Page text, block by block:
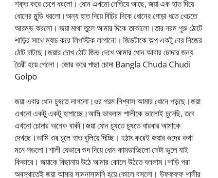
শক্ত করে চেপে ধরলো। ধোন এখনো নেতিয়ে আছে, জয়া এক হাত দিয়ে
ধোনের মুন্ডি ধরলো।অন্য হাত দিয়ে বিচির দিকে ধোনের গোড়া ধতে খেচতে
আরম্ভ করলো। জয়া মাথা তুলে আমার দিকে তাকালো।তার নরম পুরু ঠোটে
শাড়ির সাথে ম্যাচ করে লিপস্টিক লাগানো। জিভটাকে অল্প একটু বের নিজের
ঠোট চাটছে।জয়ার চোখ ঠোট জিভ দেখে আমার ধোন আবার চোদার জন্য
তৈরী হয়ে গেলো। জোর করে পাছা চোদা Bangla Chuda Chudi
Golpo
জয়া এবার ধোন চুষতে লাগলো।ওর গরম নিশ্বাস আমার ধোনে পড়ছে।জয়া
এখনো একটু একটু হাপাচ্ছে।আমি ভাবলাম শালীকে ভালোই চুদেছি, তবে
এখনো চোদার অনেক বাকী।জয়া ধোন চুষতে চুষতে বারবার আমাকে
দেখছে।আমি ওর চুলে হাত বুলিয়ে দিচ্ছি। হঠাৎ করেই জয়ার গুদের কথা
মনে পড়লো।শালী যেভাবে গুদ দিয়ে ধোন কামড়াচ্ছিলো সেটা ভুলে যাই
কিভাবে। জয়াকে বিছানায় উঠে আমার কোলে উঠতে বললাম।শাড়ি পরা
অবস্থাতেই জয়া আমার সামনাসামনি হয়ে কোলে বসলো। উফফফফ শালীর